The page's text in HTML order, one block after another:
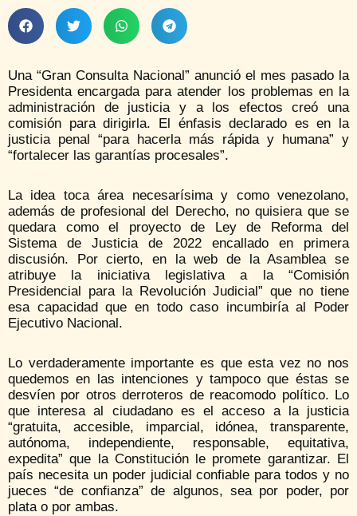
Una “Gran Consulta Nacional” anunció el mes pasado la
Presidenta encargada para atender los problemas en la
administración de justicia y a los efectos creó una
comisión para dirigirla. El énfasis declarado es en la
justicia penal “para hacerla más rápida y humana” y
“fortalecer las garantías procesales”.
La idea toca área necesarísima y como venezolano,
además de profesional del Derecho, no quisiera que se
quedara como el proyecto de Ley de Reforma del
Sistema de Justicia de 2022 encallado en primera
discusión. Por cierto, en la web de la Asamblea se
atribuye la iniciativa legislativa a la “Comisión
Presidencial para la Revolución Judicial” que no tiene
esa capacidad que en todo caso incumbiría al Poder
Ejecutivo Nacional.
Lo verdaderamente importante es que esta vez no nos
quedemos en las intenciones y tampoco que éstas se
desvíen por otros derroteros de reacomodo político. Lo
que interesa al ciudadano es el acceso a la justicia
“gratuita, accesible, imparcial, idónea, transparente,
autónoma, independiente, responsable, equitativa,
expedita” que la Constitución le promete garantizar. El
país necesita un poder judicial confiable para todos y no
jueces “de confianza” de algunos, sea por poder, por
plata o por ambas.